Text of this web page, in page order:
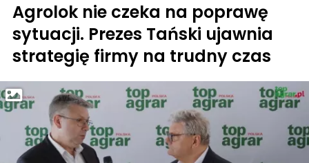
Agrolok nie czeka na poprawę
sytuacji. Prezes Tański ujawnia
strategię firmy na trudny czas